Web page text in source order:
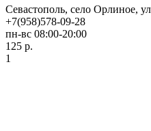
Севастополь, село Орлиное,
+7(958)578-09-28
пн-вс 08:00-20:00
125 р.
1